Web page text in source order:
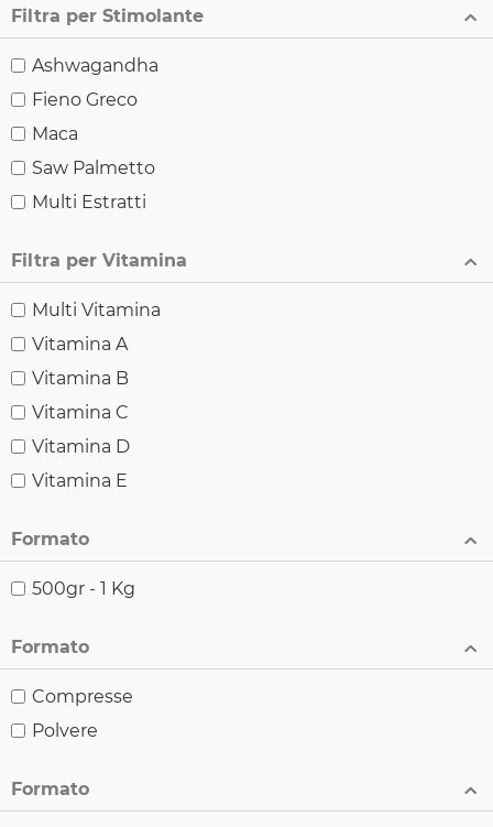
Filtra per Stimolante
Ashwagandha
Fieno Greco
Maca
Saw Palmetto
Multi Estratti
Filtra per Vitamina
Multi Vitamina
Vitamina A
Vitamina B
Vitamina C
Vitamina D
Vitamina E
Formato
500gr - 1 Kg
Formato
Compresse
Polvere
Formato